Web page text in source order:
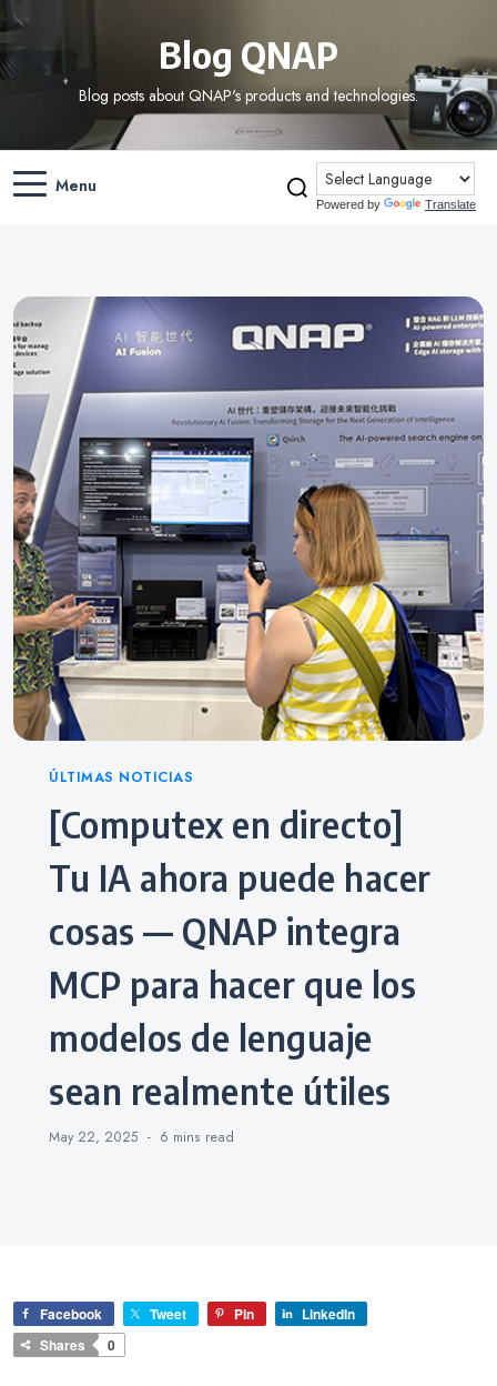
Blog QNAP
Blog posts about QNAP's products and technologies.
Menu
Powered by Translate
Categories
ÚLTIMAS NOTICIAS
[Computex en directo]
Tu IA ahora puede hacer
cosas — QNAP integra
MCP para hacer que los
modelos de lenguaje
sean realmente útiles
May 22, 2025 6 mins read
Facebook Tweet Pin
LinkedIn
Shares
0